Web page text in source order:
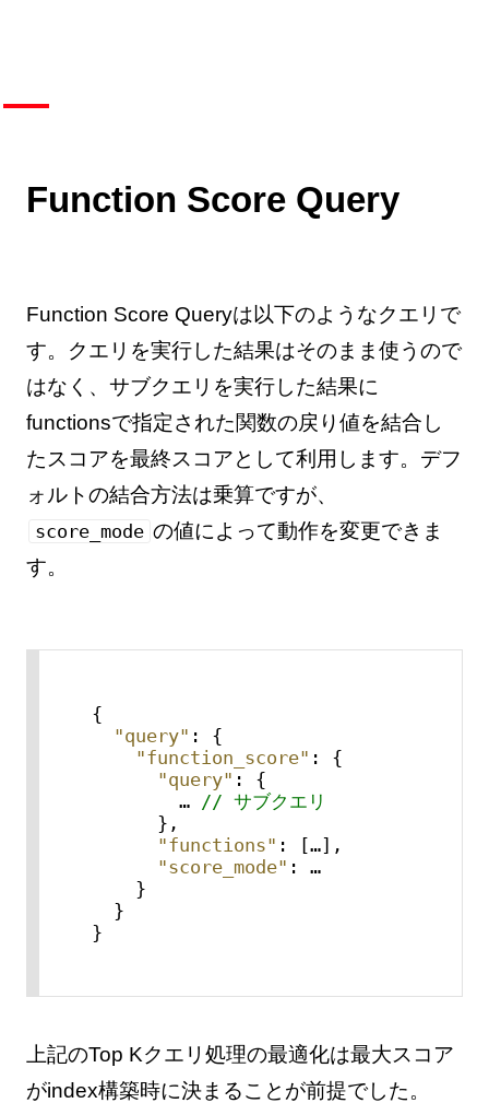
Function Score Query
Function Score Queryは以下のようなクエリで
す。クエリを実行した結果はそのまま使うので
はなく、サブクエリを実行した結果に
functionsで指定された関数の戻り値を結合し
たスコアを最終スコアとして利用します。デフ
ォルトの結合方法は乗算ですが、
score_mode の値によって動作を変更できま
す。
{
"query" :
{
"function_score" :
{
"query" :
{
        …
// サブクエリ
} ,
"functions" : […] ,
"score_mode" :
…
}
}
}
上記のTop Kクエリ処理の最適化は最大スコア
がindex構築時に決まることが前提でした。